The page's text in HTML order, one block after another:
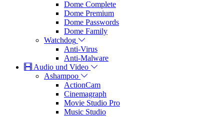
Dome Complete
Dome Premium
Dome Passwords
Dome Family
Watchdog
Anti-Virus
Anti-Malware
Audio und Video
Ashampoo
ActionCam
Cinemagraph
Movie Studio Pro
Music Studio